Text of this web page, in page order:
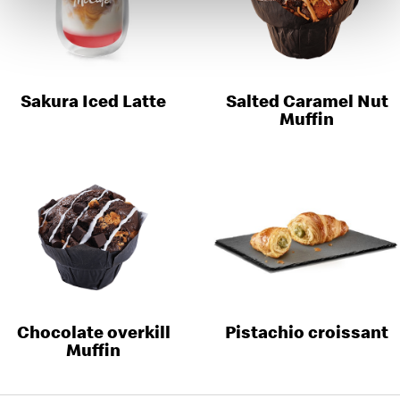
Sakura Iced Latte
Salted Caramel Nut
Muffin
Chocolate overkill
Muffin
Pistachio croissant